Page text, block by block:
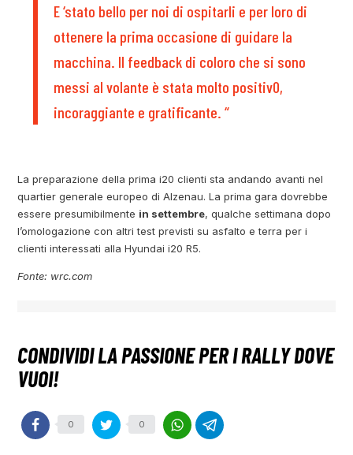
E ‘stato bello per noi di ospitarli e per loro di
ottenere la prima occasione di guidare la
macchina. Il feedback di coloro che si sono
messi al volante è stata molto positiv0,
incoraggiante e gratificante. “
La preparazione della prima i20 clienti sta andando avanti nel
quartier generale europeo di Alzenau. La prima gara dovrebbe
essere presumibilmente in settembre, qualche settimana dopo
l’omologazione con altri test previsti su asfalto e terra per i
clienti interessati alla Hyundai i20 R5.
Fonte: wrc.com
0 0